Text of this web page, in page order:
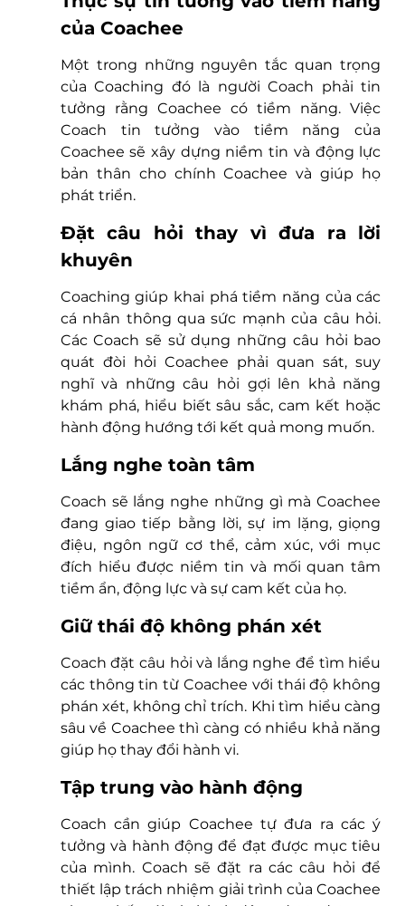
của Coachee
Một trong những nguyên tắc quan trọng
của Coaching đó là người Coach phải tin
tưởng rằng Coachee có tiềm năng. Việc
Coach tin tưởng vào tiềm năng của
Coachee sẽ xây dựng niềm tin và động lực
bản thân cho chính Coachee và giúp họ
phát triển.
Đặt câu hỏi thay vì đưa ra lời
khuyên
Coaching giúp khai phá tiềm năng của các
cá nhân thông qua sức mạnh của câu hỏi.
Các Coach sẽ sử dụng những câu hỏi bao
quát đòi hỏi Coachee phải quan sát, suy
nghĩ và những câu hỏi gợi lên khả năng
khám phá, hiểu biết sâu sắc, cam kết hoặc
hành động hướng tới kết quả mong muốn.
Lắng nghe toàn tâm
Coach sẽ lắng nghe những gì mà Coachee
đang giao tiếp bằng lời, sự im lặng, giọng
điệu, ngôn ngữ cơ thể, cảm xúc, với mục
đích hiểu được niềm tin và mối quan tâm
tiềm ẩn, động lực và sự cam kết của họ.
Giữ thái độ không phán xét
Coach đặt câu hỏi và lắng nghe để tìm hiểu
các thông tin từ Coachee với thái độ không
phán xét, không chỉ trích. Khi tìm hiểu càng
sâu về Coachee thì càng có nhiều khả năng
giúp họ thay đổi hành vi.
Tập trung vào hành động
Coach cần giúp Coachee tự đưa ra các ý
tưởng và hành động để đạt được mục tiêu
của mình. Coach sẽ đặt ra các câu hỏi để
thiết lập trách nhiệm giải trình của Coachee